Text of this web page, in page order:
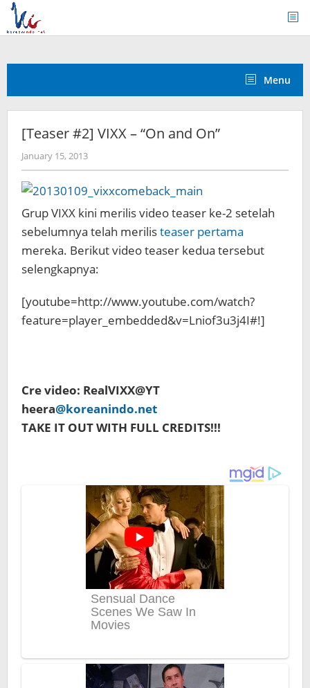
Skip
content
Menu
[Teaser #2] VIXX – “On and On”
January 15, 2013by
Koreanindo
Grup VIXX kini merilis video teaser ke-2 setelah
sebelumnya telah merilisteaser pertama
mereka. Berikut video teaser kedua tersebut
selengkapnya:
[youtube=http://www.youtube.com/watch?
feature=player_embedded&v=Lniof3u3j4I#!]
Cre video: RealVIXX@YT
heera@koreanindo.net
TAKE IT OUT WITH FULL CREDITS!!!